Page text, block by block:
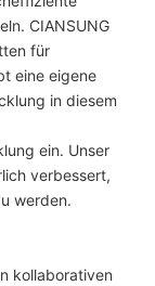
CIANSUNG
für
eine eigene
in diesem
ein. Unser
verbessert,
werden.
kollaborativen